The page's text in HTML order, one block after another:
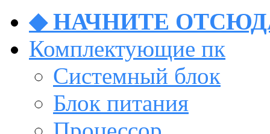
◆ НАЧНИТЕ
Комплектующие пк
Системный блок
Блок питания